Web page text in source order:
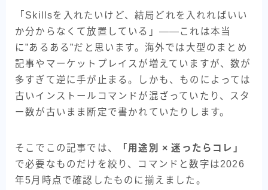
検索・リサーチAI
資料・図解AI
業務自動化AI
その他の汎用AI
比較・選び方
目的別レシピ
AI実装ノート
「Skillsを入れたいけど、結局どれを入れればいい
か分からなくて放置している」——これは本当
に”あるある”だと思います。海外では大型のまとめ
記事やマーケットプレイスが増えていますが、数が
多すぎて逆に手が止まる。しかも、ものによっては
古いインストールコマンドが混ざっていたり、スタ
ー数が古いまま断定で書かれていたりします。
そこでこの記事では、
「用途別 × 迷ったらコレ」
で必要なものだけを絞り、コマンドと数字は2026
年5月時点で確認したものに揃えました。